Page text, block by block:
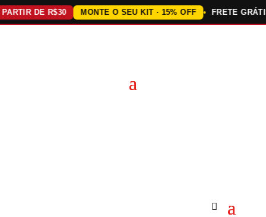
DE R$30 MONTE O SEU KIT · 15% OFF FRETE GRÁTIS